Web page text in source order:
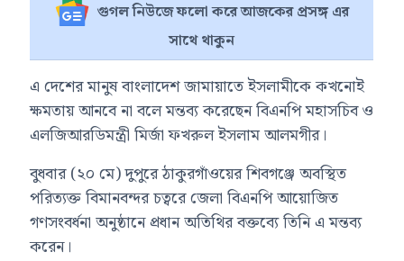
গুগল নিউজে ফলো করে আজকের প্রসঙ্গ এর
সাথে থাকুন
এ দেশের মানুষবাংলাদেশ জামায়াতে ইসলামীকে কখনোই
ক্ষমতায় আনবে না বলে মন্তব্য করেছেন বিএনপি মহাসচিব ও
এলজিআরডিমন্ত্রীমির্জা ফখরুল ইসলাম আলমগীর।
বুধবার (২০ মে) দুপুরে ঠাকুরগাঁওয়ের শিবগঞ্জে অবস্থিত
পরিত্যক্ত বিমানবন্দর চত্বরে জেলা বিএনপি আয়োজিত
গণসংবর্ধনা অনুষ্ঠানে প্রধান অতিথির বক্তব্যে তিনি এ মন্তব্য
করেন।